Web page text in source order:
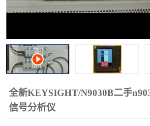
全新KEYSIGHT/N9030B二手
信号分析仪
示波器 直流电
阻抗分析仪 LCR电桥
频率计 无线测
静电计